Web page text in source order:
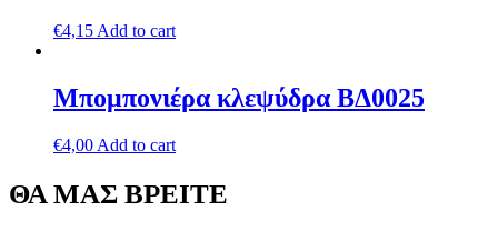
€4,15 Add to cart
Μπομπονιέρα κλεψύδρα ΒΔ0025
€4,00 Add to cart
ΘΑ ΜΑΣ ΒΡΕΙΤΕ